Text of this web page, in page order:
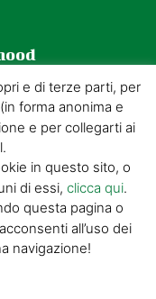
made of
| P.IVA
51100 LOC.
BY
Condizioni
e di terze parti, per
forma anonima e
e per collegarti ai
in questo sito, o
di essi, clicca qui.
questa pagina o
all’uso dei
navigazione!